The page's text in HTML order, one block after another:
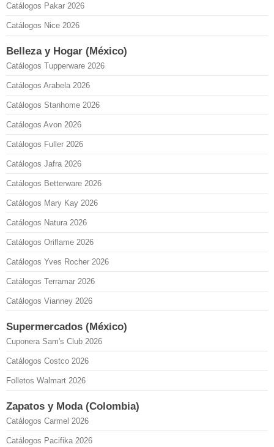
Catálogos Pakar 2026
Catálogos Nice 2026
Belleza y Hogar (México)
Catálogos Tupperware 2026
Catálogos Arabela 2026
Catálogos Stanhome 2026
Catálogos Avon 2026
Catálogos Fuller 2026
Catálogos Jafra 2026
Catálogos Betterware 2026
Catálogos Mary Kay 2026
Catálogos Natura 2026
Catálogos Oriflame 2026
Catálogos Yves Rocher 2026
Catálogos Terramar 2026
Catálogos Vianney 2026
Supermercados (México)
Cuponera Sam's Club 2026
Catálogos Costco 2026
Folletos Walmart 2026
Zapatos y Moda (Colombia)
Catálogos Carmel 2026
Catálogos Pacifika 2026